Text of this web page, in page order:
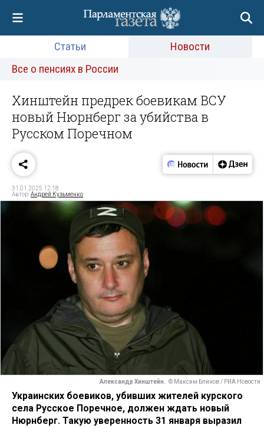
Статьи
Новости
Все о пенсиях в России
Хинштейн предрек боевикам ВСУ
новый Нюрнберг за убийства в
Русском Поречном
31.01.2025 12:18
Автор:Андрей Кузьменко
Александр Хинштейн. © Максим Блинов / РИА Новости
Украинских боевиков, убивших жителей курского
села Русское Поречное, должен ждать новый
Нюрнберг. Такую уверенность 31 января выразил